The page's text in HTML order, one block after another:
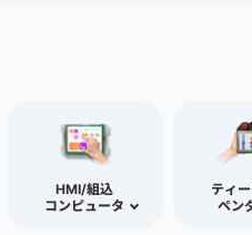
HMI/組込
コンピュータ
ティ
ペン